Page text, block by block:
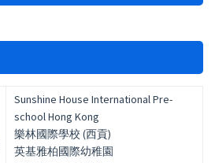
Sunshine House International Pre-
school Hong Kong
樂林國際學校 (西貢)
英基雅柏國際幼稚園